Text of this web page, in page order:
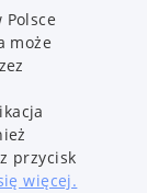
Polsce
może
przycisk
więcej.